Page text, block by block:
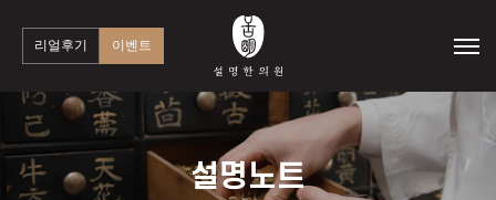
리얼후기 이벤트
설명노트